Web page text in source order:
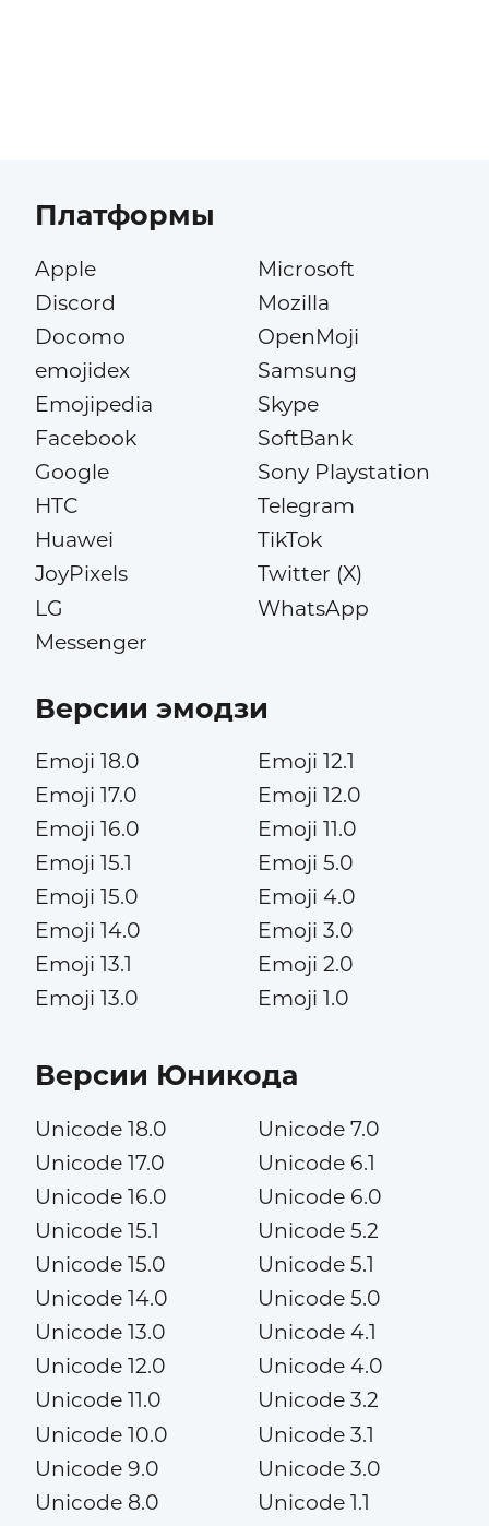
Платформы
Apple
Discord
Docomo
emojidex
Emojipedia
Facebook
Google
HTC
Huawei
JoyPixels
LG
Messenger
Microsoft
Mozilla
OpenMoji
Samsung
Skype
SoftBank
Sony Playstation
Telegram
TikTok
Twitter (X)
WhatsApp
Версии эмодзи
Emoji 18.0
Emoji 17.0
Emoji 16.0
Emoji 15.1
Emoji 15.0
Emoji 14.0
Emoji 13.1
Emoji 13.0
Emoji 12.1
Emoji 12.0
Emoji 11.0
Emoji 5.0
Emoji 4.0
Emoji 3.0
Emoji 2.0
Emoji 1.0
Версии Юникода
Unicode 18.0
Unicode 17.0
Unicode 16.0
Unicode 15.1
Unicode 15.0
Unicode 14.0
Unicode 13.0
Unicode 12.0
Unicode 11.0
Unicode 10.0
Unicode 9.0
Unicode 8.0
Unicode 7.0
Unicode 6.1
Unicode 6.0
Unicode 5.2
Unicode 5.1
Unicode 5.0
Unicode 4.1
Unicode 4.0
Unicode 3.2
Unicode 3.1
Unicode 3.0
Unicode 1.1